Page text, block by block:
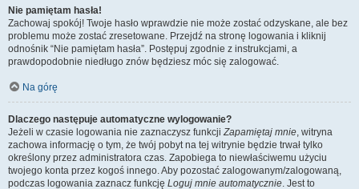
Nie pamiętam hasła!
Zachowaj spokój! Twoje hasło wprawdzie nie może zostać odzyskane, ale bez
problemu może zostać zresetowane. Przejdź na stronę logowania i kliknij
odnośnik “Nie pamiętam hasła”. Postępuj zgodnie z instrukcjami, a
prawdopodobnie niedługo znów będziesz móc się zalogować.
Na górę
Dlaczego następuje automatyczne wylogowanie?
Jeżeli w czasie logowania nie zaznaczysz funkcjiZapamiętaj mnie, witryna
zachowa informację o tym, że twój pobyt na tej witrynie będzie trwał tylko
określony przez administratora czas. Zapobiega to niewłaściwemu użyciu
twojego konta przez kogoś innego. Aby pozostać zalogowanym/zalogowaną,
podczas logowania zaznacz funkcję Loguj mnie automatycznie. Jest to